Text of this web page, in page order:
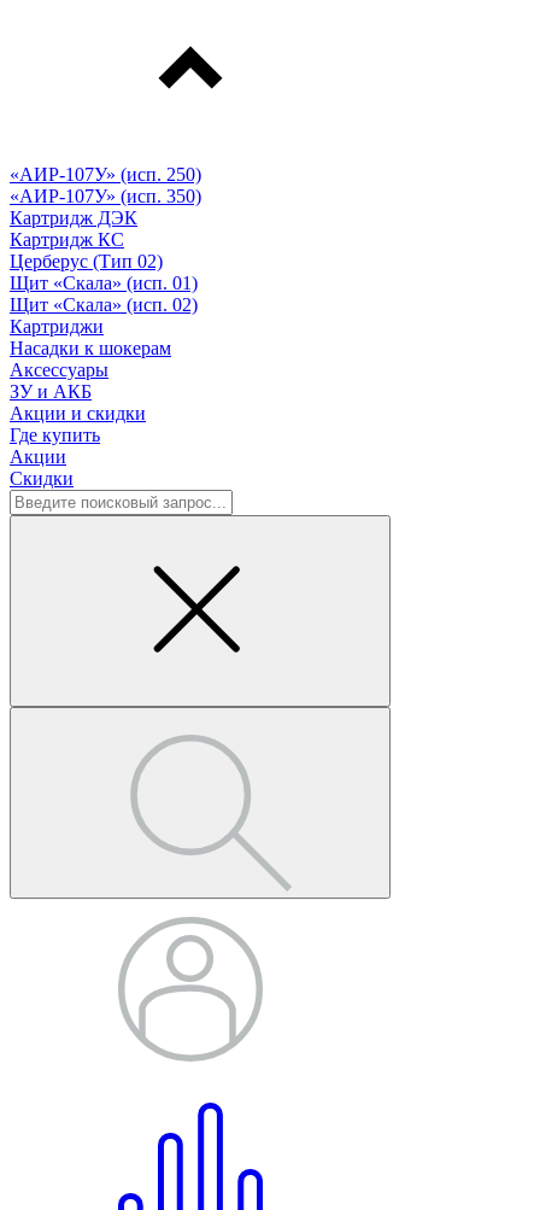
«АИР-107У» (исп. 250)
«АИР-107У» (исп. 350)
Картридж ДЭК
Картридж КС
Церберус (Тип 02)
Щит «Скала» (исп. 01)
Щит «Скала» (исп. 02)
Картриджи
Насадки к шокерам
Аксессуары
ЗУ и АКБ
Акции и скидки
Где купить
Акции
Скидки